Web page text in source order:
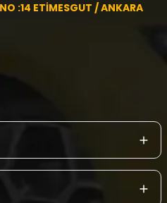
:14 ETİMESGUT / ANKARA